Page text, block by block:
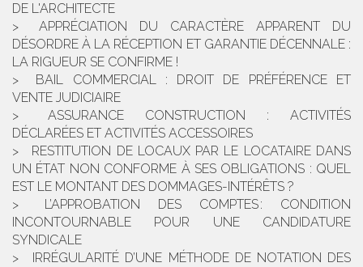
DE L'ARCHITECTE
APPRÉCIATION DU CARACTÈRE APPARENT DU
DÉSORDRE À LA RÉCEPTION ET GARANTIE DÉCENNALE :
LA RIGUEUR SE CONFIRME !
BAIL COMMERCIAL : DROIT DE PRÉFÉRENCE ET
VENTE JUDICIAIRE
ASSURANCE CONSTRUCTION : ACTIVITÉS
DÉCLARÉES ET ACTIVITÉS ACCESSOIRES
RESTITUTION DE LOCAUX PAR LE LOCATAIRE DANS
UN ÉTAT NON CONFORME À SES OBLIGATIONS : QUEL
EST LE MONTANT DES DOMMAGES-INTÉRÊTS ?
L’APPROBATION DES COMPTES : CONDITION
INCONTOURNABLE POUR UNE CANDIDATURE
SYNDICALE
IRRÉGULARITÉ D’UNE MÉTHODE DE NOTATION DES